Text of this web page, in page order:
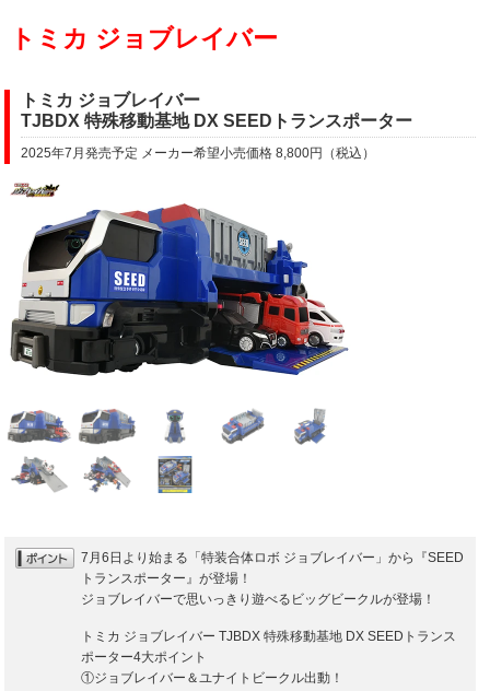
トミカ ジョブレイバー
トミカ ジョブレイバー
TJBDX 特殊移動基地 DX SEEDトランスポーター
2025年7月発売予定 メーカー希望小売価格 8,800円（税込）
7月6日より始まる「特装合体ロボ ジョブレイバー」から『SEED
トランスポーター』が登場！
ジョブレイバーで思いっきり遊べるビッグビークルが登場！
トミカ ジョブレイバー TJBDX 特殊移動基地 DX SEEDトランス
ポーター4大ポイント
①ジョブレイバー＆ユナイトビークル出動！